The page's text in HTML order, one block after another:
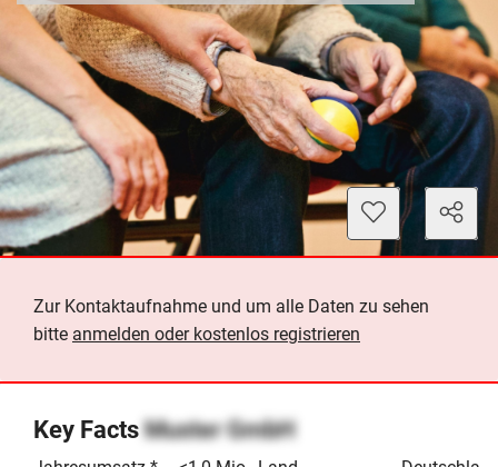
Zur Kontaktaufnahme und um alle Daten zu sehen
bitte anmelden oder kostenlos registrieren
Key FactsMuster GmbH